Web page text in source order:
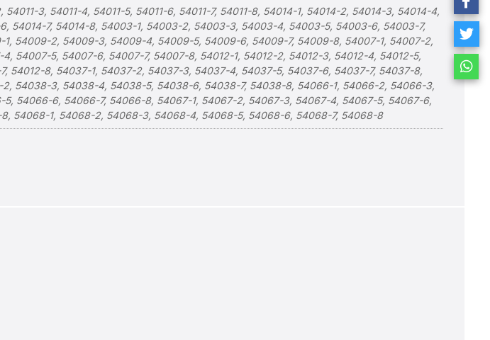
54011-3, 54011-4, 54011-5, 54011-6, 54011-7, 54011-8, 54014-1, 54014-2, 54014-3, 54014-4,
54014-7, 54014-8, 54003-1, 54003-2, 54003-3, 54003-4, 54003-5, 54003-6, 54003-7,
54009-2, 54009-3, 54009-4, 54009-5, 54009-6, 54009-7, 54009-8, 54007-1, 54007-2,
54007-5, 54007-6, 54007-7, 54007-8, 54012-1, 54012-2, 54012-3, 54012-4, 54012-5,
54012-8, 54037-1, 54037-2, 54037-3, 54037-4, 54037-5, 54037-6, 54037-7, 54037-8,
2, 54038-3, 54038-4, 54038-5, 54038-6, 54038-7, 54038-8, 54066-1, 54066-2, 54066-3,
54066-6, 54066-7, 54066-8, 54067-1, 54067-2, 54067-3, 54067-4, 54067-5, 54067-6,
54068-1, 54068-2, 54068-3, 54068-4, 54068-5, 54068-6, 54068-7, 54068-8